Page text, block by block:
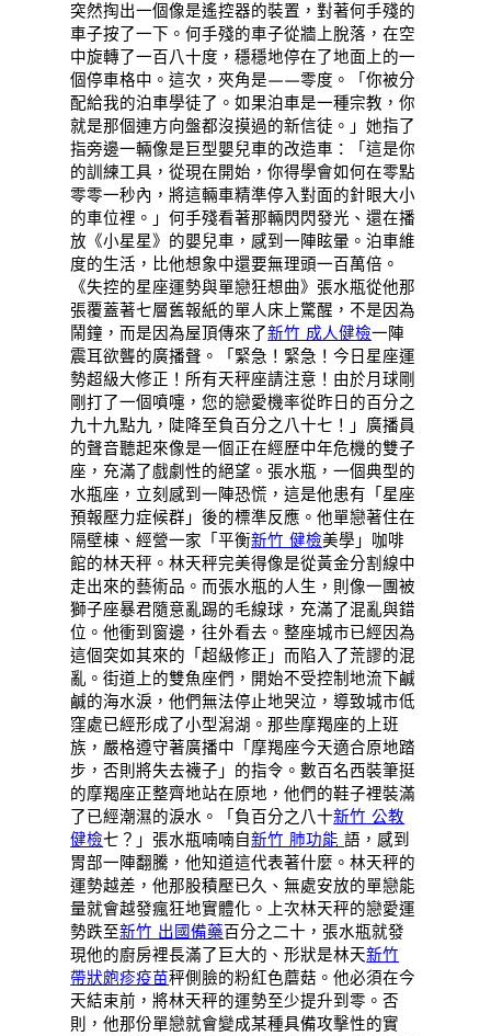
突然掏出一個像是遙控器的裝置，對著何手殘的
車子按了一下。何手殘的車子從牆上脫落，在空
中旋轉了一百八十度，穩穩地停在了地面上的一
個停車格中。這次，夾角是——零度。「你被分
配給我的泊車學徒了。如果泊車是一種宗教，你
就是那個連方向盤都沒摸過的新信徒。」她指了
指旁邊一輛像是巨型嬰兒車的改造車：「這是你
的訓練工具，從現在開始，你得學會如何在零點
零零一秒內，將這輛車精準停入對面的針眼大小
的車位裡。」何手殘看著那輛閃閃發光、還在播
放《小星星》的嬰兒車，感到一陣眩暈。泊車維
度的生活，比他想象中還要無理頭一百萬倍。
《失控的星座運勢與單戀狂想曲》張水瓶從他那
張覆蓋著七層舊報紙的單人床上驚醒，不是因為
鬧鐘，而是因為屋頂傳來了新竹 成人健檢一陣
震耳欲聾的廣播聲。「緊急！緊急！今日星座運
勢超級大修正！所有天秤座請注意！由於月球剛
剛打了一個噴嚏，您的戀愛機率從昨日的百分之
九十九點九，陡降至負百分之八十七！」廣播員
的聲音聽起來像是一個正在經歷中年危機的雙子
座，充滿了戲劇性的絕望。張水瓶，一個典型的
水瓶座，立刻感到一陣恐慌，這是他患有「星座
預報壓力症候群」後的標準反應。他單戀著住在
隔壁棟、經營一家「平衡新竹 健檢美學」咖啡
館的林天秤。林天秤完美得像是從黃金分割線中
走出來的藝術品。而張水瓶的人生，則像一團被
獅子座暴君隨意亂踢的毛線球，充滿了混亂與錯
位。他衝到窗邊，往外看去。整座城市已經因為
這個突如其來的「超級修正」而陷入了荒謬的混
亂。街道上的雙魚座們，開始不受控制地流下鹹
鹹的海水淚，他們無法停止地哭泣，導致城市低
窪處已經形成了小型潟湖。那些摩羯座的上班
族，嚴格遵守著廣播中「摩羯座今天適合原地踏
步，否則將失去襪子」的指令。數百名西裝筆挺
的摩羯座正整齊地站在原地，他們的鞋子裡裝滿
了已經潮濕的淚水。「負百分之八十新竹 公教
健檢七？」張水瓶喃喃自新竹 肺功能語，感到
胃部一陣翻騰，他知道這代表著什麼。林天秤的
運勢越差，他那股積壓已久、無處安放的單戀能
量就會越發瘋狂地實體化。上次林天秤的戀愛運
勢跌至新竹 出國備藥百分之二十，張水瓶就發
現他的廚房裡長滿了巨大的、形狀是林天新竹
帶狀皰疹疫苗秤側臉的粉紅色蘑菇。他必須在今
天結束前，將林天秤的運勢至少提升到零。否
則，他那份單戀就會變成某種具備攻擊性的實